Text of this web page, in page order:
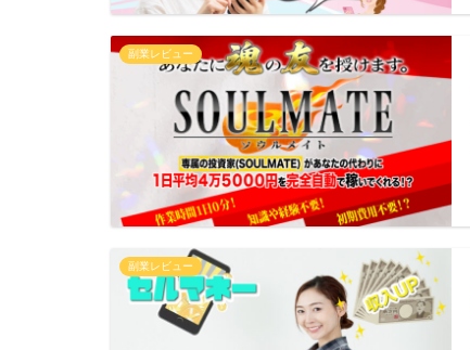
副業レビュー
副業レビュー